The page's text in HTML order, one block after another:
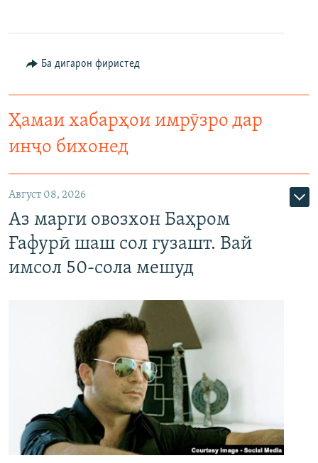
Ба дигарон фиристед
Ҳамаи хабарҳои имрӯзро дар
инҷо бихонед
Август 08, 2026
Аз марги овозхон Баҳром
Ғафурӣ шаш сол гузашт. Вай
имсол 50-сола мешуд